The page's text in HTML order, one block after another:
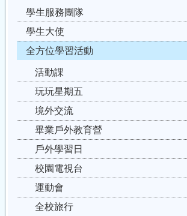
學生服務團隊
學生大使
全方位學習活動
活動課
玩玩星期五
境外交流
畢業戶外教育營
戶外學習日
校園電視台
運動會
全校旅行